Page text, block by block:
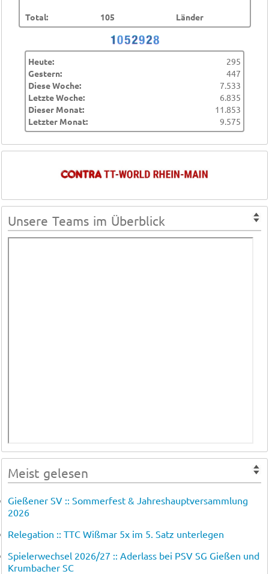
Total: 105 Länder
Heute:
295
Gestern:
447
Diese Woche:
7.533
Letzte Woche:
6.835
Dieser Monat:
11.853
Letzter Monat:
9.575
Unsere Teams im Überblick
Meist gelesen
Gießener SV :: Sommerfest & Jahreshauptversammlung
2026
Relegation :: TTC Wißmar 5x im 5. Satz unterlegen
Spielerwechsel 2026/27 :: Aderlass bei PSV SG Gießen und
Krumbacher SC